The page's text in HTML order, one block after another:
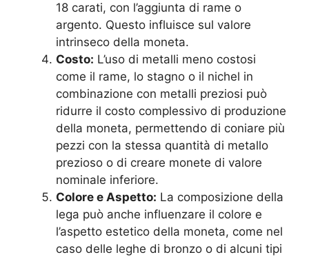
18 carati, con l’aggiunta di rame o
argento. Questo influisce sul valore
intrinseco della moneta.
Costo: L’uso di metalli meno costosi
come il rame, lo stagno o il nichel in
combinazione con metalli preziosi può
ridurre il costo complessivo di produzione
della moneta, permettendo di coniare più
pezzi con la stessa quantità di metallo
prezioso o di creare monete di valore
nominale inferiore.
Colore e Aspetto: La composizione della
lega può anche influenzare il colore e
l’aspetto estetico della moneta, come nel
caso delle leghe di bronzo o di alcuni tipi